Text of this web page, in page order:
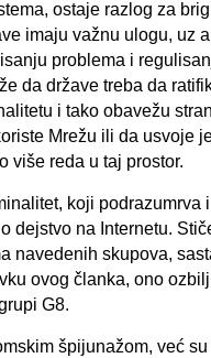
ostaje razlog za
imaju važnu ulogu, uz
problema i
da države treba da
i tako obavežu
Mrežu ili da usvoje
više reda u taj prostor.
koji podrazumrva
dejstvo na Internetu.
navedenih skupova,
ovog članka, ono
G8.
špijunažom, već